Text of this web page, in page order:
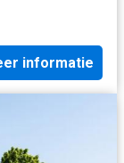
informatie